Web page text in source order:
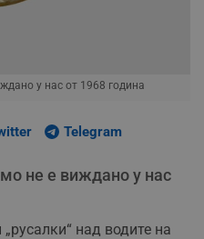
у нас от 1968 година
Telegram
не е виждано у нас
над водите на